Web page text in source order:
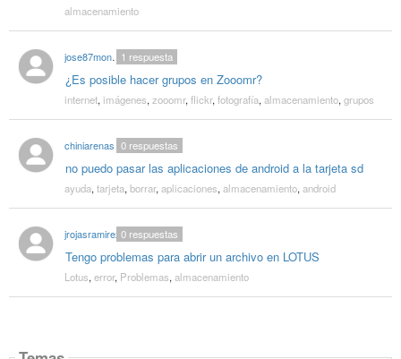
almacenamiento
jose87montilla
¿Es posible hacer grupos en Zooomr?
1 respuesta
internet, imágenes, zooomr, flickr, fotografía, almacenamiento, grupos
chiniarenas
no puedo pasar las aplicaciones de android a la tarjeta sd
0respuestas
ayuda, tarjeta, borrar, aplicaciones, almacenamiento, android
jrojasramirez
Tengo problemas para abrir un archivo en LOTUS
0respuestas
Lotus, error, Problemas, almacenamiento